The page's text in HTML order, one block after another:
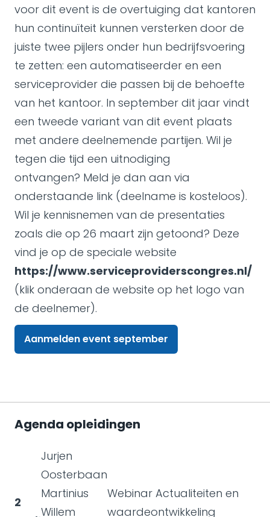
voor dit event is de overtuiging dat kantoren
hun continuïteit kunnen versterken door de
juiste twee pijlers onder hun bedrijfsvoering
te zetten: een automatiseerder en een
serviceprovider die passen bij de behoefte
van het kantoor. In september dit jaar vindt
een tweede variant van dit event plaats
met andere deelnemende partijen. Wil je
tegen die tijd een uitnodiging
ontvangen? Meld je dan aan via
onderstaande link (deelname is kosteloos).
Wil je kennisnemen van de presentaties
zoals die op 26 maart zijn getoond? Deze
vind je op de speciale website
https://www.serviceproviderscongres.nl/
(klik onderaan de website op het logo van
de deelnemer).
Aanmelden event september
Agenda opleidingen
2
Jurjen
Oosterbaan
Martinius
Willem
Webinar Actualiteiten en
waardeontwikkeling